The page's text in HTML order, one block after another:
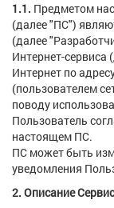
1.1. Предметом
(далее "ПС")
(далее
Интернет-сервиса
Интернет по
(пользователем
поводу
Пользователь
настоящем ПС.
ПС может быть
уведомления
2. Описание